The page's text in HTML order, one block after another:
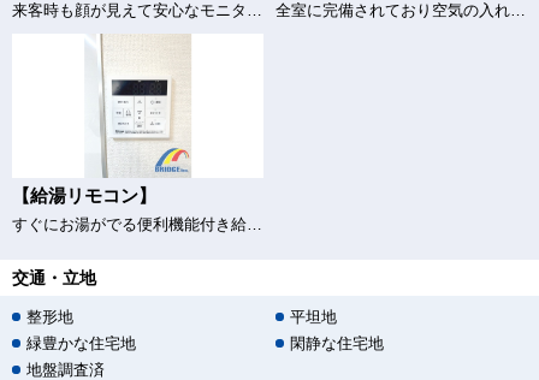
来客時も顔が見えて安心なモニター付きインターホン 全室に完備されており空気の入れ替えもバッチリ♪
【給湯リモコン】
すぐにお湯がでる便利機能付き給湯器♪
交通・立地
整形地
平坦地
緑豊かな住宅地
閑静な住宅地
地盤調査済